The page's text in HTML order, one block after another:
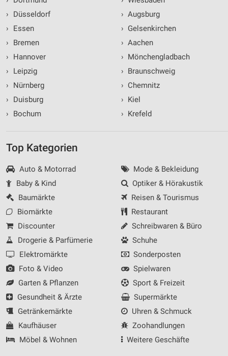
›
Düsseldorf
›
Essen
›
Bremen
›
Hannover
›
Leipzig
›
Nürnberg
›
Duisburg
›
Bochum
› Augsburg
› Gelsenkirchen
› Aachen
› Mönchengladbach
› Braunschweig
› Chemnitz
› Kiel
› Krefeld
Top Kategorien
Auto & Motorrad
Baby & Kind
Baumärkte
Biomärkte
Discounter
Drogerie & Parfümerie
Elektromärkte
Foto & Video
Garten & Pflanzen
Gesundheit & Ärzte
Getränkemärkte
Kaufhäuser
Möbel & Wohnen
Mode & Bekleidung
Optiker & Hörakustik
Reisen & Tourismus
Restaurant
Schreibwaren & Büro
Schuhe
Sonderposten
Spielwaren
Sport & Freizeit
Supermärkte
Uhren & Schmuck
Zoohandlungen
Weitere Geschäfte